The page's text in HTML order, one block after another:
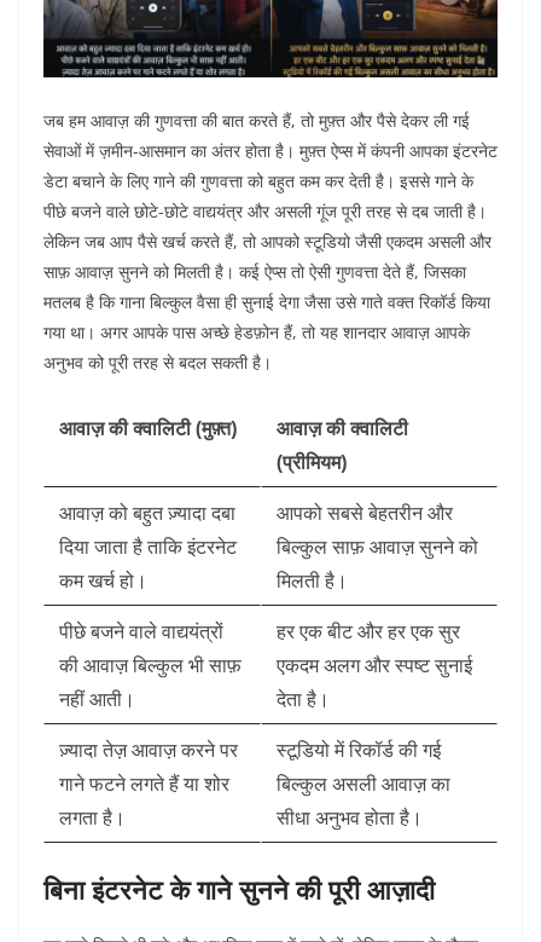
जब हम आवाज़ की गुणवत्ता की बात करते हैं, तो मुफ़्त और पैसे देकर ली गई
सेवाओं में ज़मीन-आसमान का अंतर होता है। मुफ़्त ऐप्स में कंपनी आपका इंटरनेट
डेटा बचाने के लिए गाने की गुणवत्ता को बहुत कम कर देती है। इससे गाने के
पीछे बजने वाले छोटे-छोटे वाद्ययंत्र और असली गूंज पूरी तरह से दब जाती है।
लेकिन जब आप पैसे खर्च करते हैं, तो आपको स्टूडियो जैसी एकदम असली और
साफ़ आवाज़ सुनने को मिलती है। कई ऐप्स तो ऐसी गुणवत्ता देते हैं, जिसका
मतलब है कि गाना बिल्कुल वैसा ही सुनाई देगा जैसा उसे गाते वक्त रिकॉर्ड किया
गया था। अगर आपके पास अच्छे हेडफ़ोन हैं, तो यह शानदार आवाज़ आपके
अनुभव को पूरी तरह से बदल सकती है।
आवाज़ की क्वालिटी (मुफ़्त)
आवाज़ की क्वालिटी
(प्रीमियम)
आवाज़ को बहुत ज़्यादा दबा
दिया जाता है ताकि इंटरनेट
कम खर्च हो।
आपको सबसे बेहतरीन और
बिल्कुल साफ़ आवाज़ सुनने को
मिलती है।
पीछे बजने वाले वाद्ययंत्रों
की आवाज़ बिल्कुल भी साफ़
नहीं आती।
हर एक बीट और हर एक सुर
एकदम अलग और स्पष्ट सुनाई
देता है।
ज़्यादा तेज़ आवाज़ करने पर
गाने फटने लगते हैं या शोर
लगता है।
स्टूडियो में रिकॉर्ड की गई
बिल्कुल असली आवाज़ का
सीधा अनुभव होता है।
बिना इंटरनेट के गाने सुनने की पूरी आज़ादी